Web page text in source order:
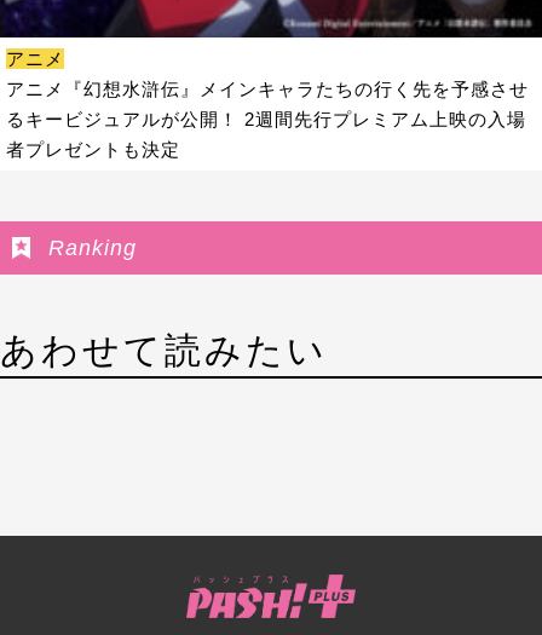
アニメ
アニメ『幻想水滸伝』メインキャラたちの行く先を予感させ
るキービジュアルが公開！ 2週間先行プレミアム上映の入場
者プレゼントも決定
Ranking
あわせて読みたい